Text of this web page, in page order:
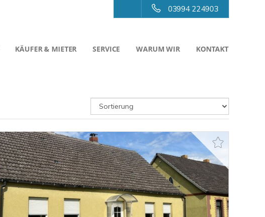
03994 224903
KÄUFER & MIETER SERVICE WARUM WIR KONTAKT